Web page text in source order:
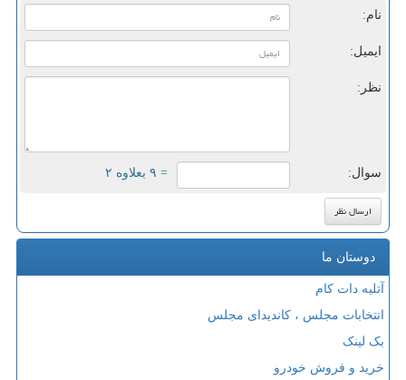
نام:
ایمیل:
نظر:
سوال: = ۹ بعلاوه ۲
دوستان ما
آتلیه دات کام
انتخابات مجلس ، کاندیدای مجلس
بک لینک
خرید و فروش خودرو